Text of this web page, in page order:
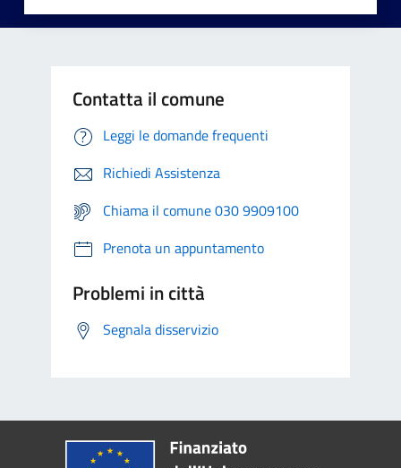
Contatta il comune
Leggi le domande frequenti
Richiedi Assistenza
Chiama il comune 030 9909100
Prenota un appuntamento
Problemi in città
Segnala disservizio